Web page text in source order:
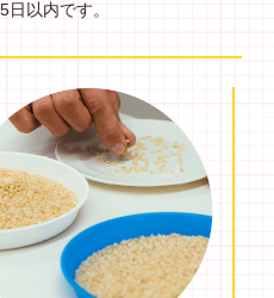
以内です。